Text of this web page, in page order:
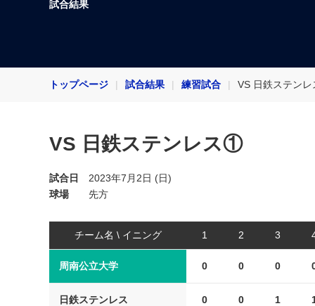
試合結果
トップページ 試合結果 練習試合 VS 日鉄ステン
VS 日鉄ステンレス①
試合日
2023年7月2日 (日)
球場
先方
チーム名 \ イニング 1 2 3
周南公立大学 0 0 0
日鉄ステンレス 0 0 1